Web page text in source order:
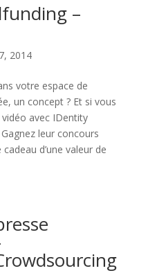
–
2014
votre espace de
un concept ? Et si vous
avec IDentity
leur concours
d’une valeur de